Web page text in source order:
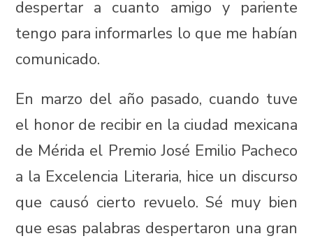
despertar a cuanto amigo y pariente
tengo para informarles lo que me habían
comunicado.
En marzo del año pasado, cuando tuve
el honor de recibir en la ciudad mexicana
de Mérida el Premio José Emilio Pacheco
a la Excelencia Literaria, hice un discurso
que causó cierto revuelo. Sé muy bien
que esas palabras despertaron una gran